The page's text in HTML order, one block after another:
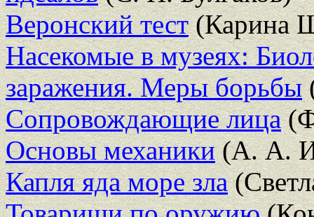
Веронский тест(Карина
Насекомые в музеях:
заражения. Меры борьбы
Сопровождающие лица
Основы механики(А. А.
Капля яда море зла